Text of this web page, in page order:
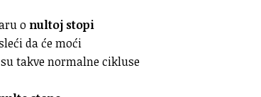
o nultoj stopi
da će moći
takve normalne cikluse